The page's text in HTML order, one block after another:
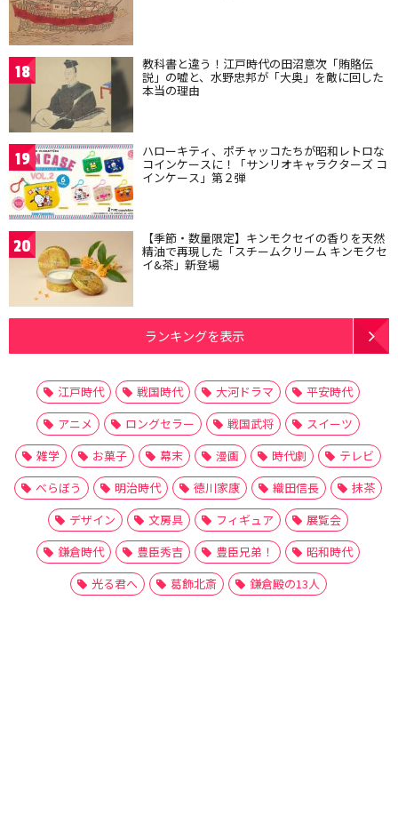
18 教科書と違う！江戸時代の田沼意次「賄賂伝
説」の嘘と、水野忠邦が「大奥」を敵に回した
本当の理由
19 ハローキティ、ポチャッコたちが昭和レトロな
コインケースに！「サンリオキャラクターズ コ
インケース」第２弾
20 【季節・数量限定】キンモクセイの香りを天然
精油で再現した「スチームクリーム キンモクセ
イ&茶」新登場
ランキングを表示
江戸時代 戦国時代 大河ドラマ
平安時代
アニメ
ロングセラー 戦国武将
スイーツ
雑学
お菓子 幕末 漫画 時代劇
テレビ
べらぼう
明治時代 徳川家康 織田信長
抹茶
デザイン
文房具 フィギュア
展覧会
鎌倉時代
豊臣秀吉 豊臣兄弟！
昭和時代
光る君へ
葛飾北斎 鎌倉殿の13人